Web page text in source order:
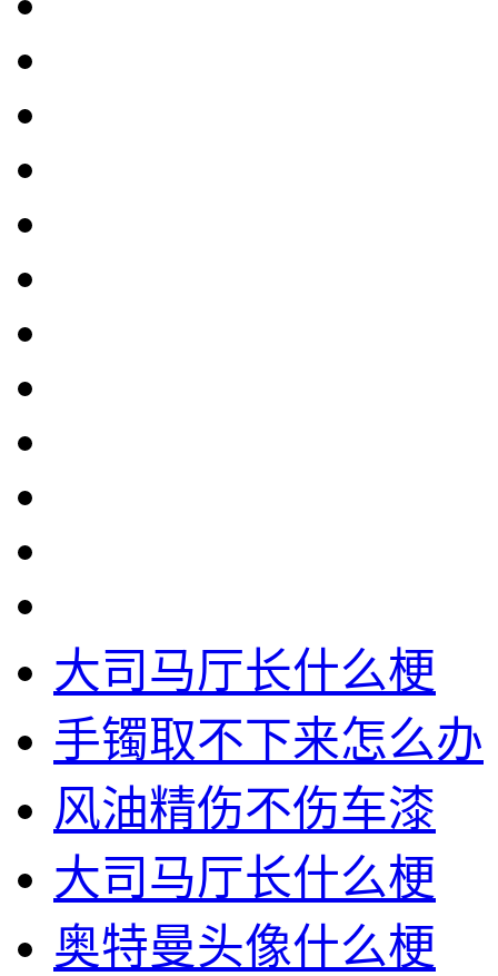
大司马厅长什么梗
手镯取不下来怎么办
风油精伤不伤车漆
大司马厅长什么梗
奥特曼头像什么梗